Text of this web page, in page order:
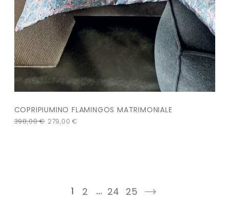
COPRIPIUMINO FLAMINGOS MATRIMONIALE
398,00€ 279,00€
1 2 … 24 25 next